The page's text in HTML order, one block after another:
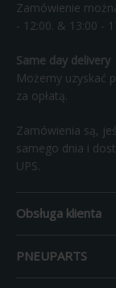
Zamówienie
- 12:00. & 13:00 -
Same day delivery
Możemy uzyskać
za opłatą.
Zamówienia są,
samego dnia i
UPS.
Obsługa klienta
PNEUPARTS